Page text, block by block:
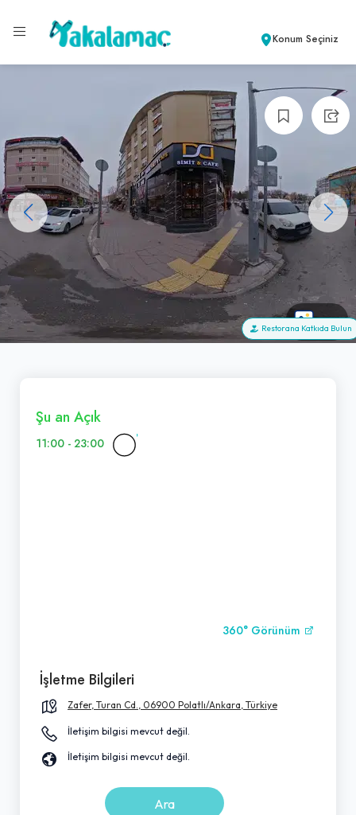
Konum Seçiniz
+13
Restorana Katkıda Bulun
Şu an Açık
11:00 - 23:00
360° Görünüm
İşletme Bilgileri
Zafer, Turan Cd., 06900 Polatlı/Ankara, Türkiye
İletişim bilgisi mevcut değil.
İletişim bilgisi mevcut değil.
Ara